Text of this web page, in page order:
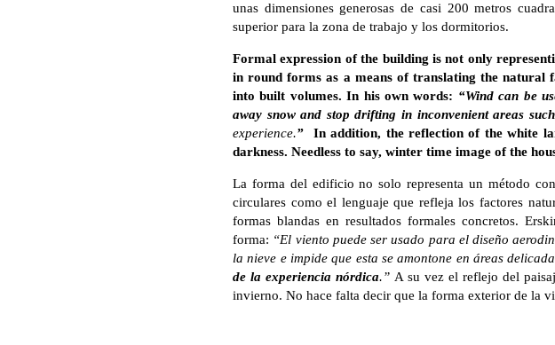
unas dimensiones generosas de casi 200 metros
superior para la zona de trabajo y los dormitorios.
Formal expression of the building is not only
in round forms as a means of translating the natural
into built volumes. In his own words: “Wind can be
away snow and stop drifting in inconvenient areas
experience.” In addition, the reflection of the white
darkness. Needless to say, winter time image of the
La forma del edificio no solo representa un método
circulares como el lenguaje que refleja los factores
formas blandas en resultados formales concretos.
forma: “El viento puede ser usado para el diseño
la nieve e impide que esta se amontone en áreas
de la experiencia nórdica.” A su vez el reflejo del
invierno. No hace falta decir que la forma exterior de la